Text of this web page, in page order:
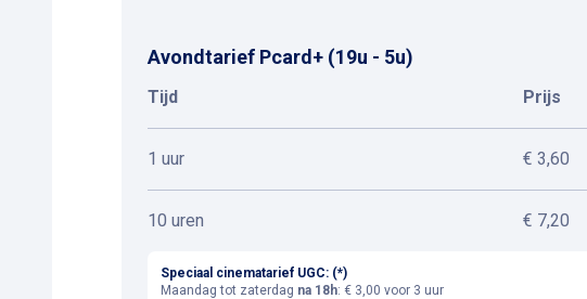
Avondtarief Pcard+ (19u - 5u)
Tijd Prijs
1 uur € 3,60
10 uren € 7,20
Speciaal cinematarief UGC: (*)
Maandag tot zaterdag na 18h: € 3,00 voor 3 uur